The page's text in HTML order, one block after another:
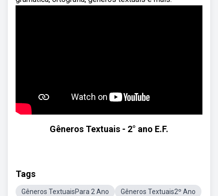
Gêneros Textuais - 2° ano E.F.
Tags
Gêneros TextuaisPara 2 Ano
Gêneros Textuais2º Ano